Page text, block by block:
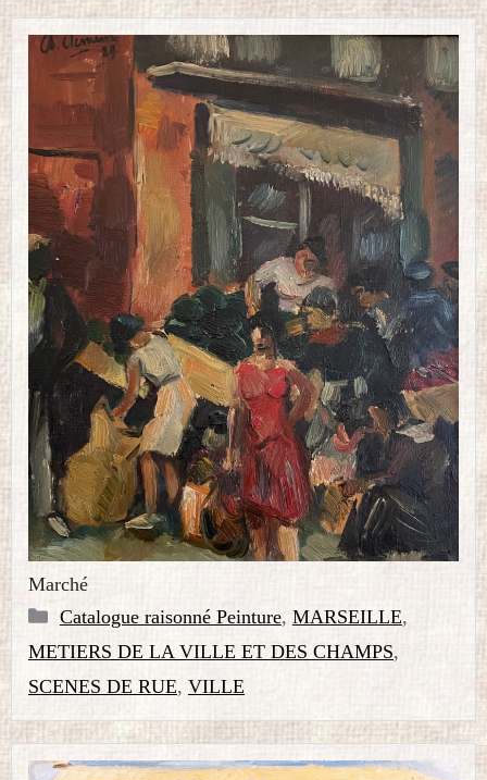
Marché
Catégories
Catalogue raisonné Peinture, MARSEILLE,
METIERS DE LA VILLE ET DES CHAMPS,
SCENES DE RUE, VILLE